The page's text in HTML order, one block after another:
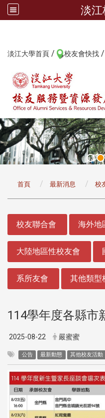
淡
淡江大學首頁 / 校友會快找 /
首頁 最新消息 校
校友聯合會 海外地
大陸地區性校友會
系所友會 其他類型
114學年度各縣市
2025-08-22 嚴蜜蜜
公告 最新動態 其他校友活動